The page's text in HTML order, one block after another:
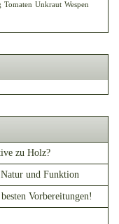
Tomaten Unkraut Wespen
zu Holz?
und Funktion
Vorbereitungen!